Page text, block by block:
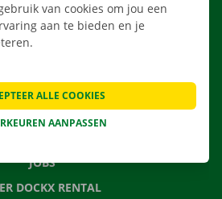
VRAGEN
NIEUWS
JOBS
DOCKX RENTAL
van cookies om jou een
aan te bieden en je
AANPASSEN
ALLE COOKIES